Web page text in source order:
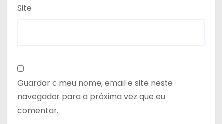
Site
Guardar o meu nome, email e site neste
navegador para a próxima vez que eu
comentar.